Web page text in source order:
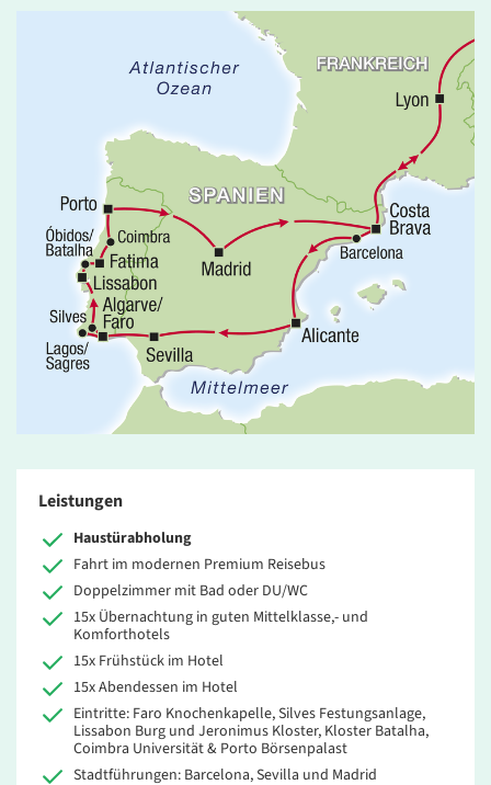
Leistungen
Haustürabholung
Fahrt im modernen Premium Reisebus
Doppelzimmer mit Bad oder DU/WC
15x Übernachtung in guten Mittelklasse,- und
Komforthotels
15x Frühstück im Hotel
15x Abendessen im Hotel
Eintritte: Faro Knochenkapelle, Silves Festungsanlage,
Lissabon Burg und Jeronimus Kloster, Kloster Batalha,
Coimbra Universität & Porto Börsenpalast
Stadtführungen: Barcelona, Sevilla und Madrid